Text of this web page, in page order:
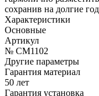
сохранив на долгие
Характеристики
Основные
Артикул
№ CM1102
Другие параметры
Гарантия материал
50 лет
Гарантия установка